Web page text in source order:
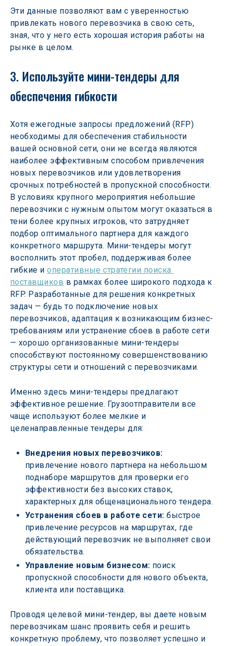
Эти данные позволяют вам с уверенностью
привлекать нового перевозчика в свою сеть,
зная, что у него есть хорошая история работы на
рынке в целом.
3. Используйте мини-тендеры для
обеспечения гибкости
Хотя ежегодные запросы предложений (RFP)
необходимы для обеспечения стабильности
вашей основной сети, они не всегда являются
наиболее эффективным способом привлечения
новых перевозчиков или удовлетворения
срочных потребностей в пропускной способности.
В условиях крупного мероприятия небольшие
перевозчики с нужным опытом могут оказаться в
тени более крупных игроков, что затрудняет
подбор оптимального партнера для каждого
конкретного маршрута. Мини-тендеры могут
восполнить этот пробел, поддерживая более
гибкие и оперативные стратегии поиска
поставщиков в рамках более широкого подхода к
RFP. Разработанные для решения конкретных
задач — будь то подключение новых
перевозчиков, адаптация к возникающим бизнес-
требованиям или устранение сбоев в работе сети
— хорошо организованные мини-тендеры
способствуют постоянному совершенствованию
структуры сети и отношений с перевозчиками.
Именно здесь мини-тендеры предлагают
эффективное решение. Грузоотправители все
чаще используют более мелкие и
целенаправленные тендеры для:
Внедрения новых перевозчиков:
привлечение нового партнера на небольшом
поднаборе маршрутов для проверки его
эффективности без высоких ставок,
характерных для общенационального тендера.
Устранения сбоев в работе сети: быстрое
привлечение ресурсов на маршрутах, где
действующий перевозчик не выполняет свои
обязательства.
Управление новым бизнесом: поиск
пропускной способности для нового объекта,
клиента или поставщика.
Проводя целевой мини-тендер, вы даете новым
перевозчикам шанс проявить себя и решить
конкретную проблему, что позволяет успешно и